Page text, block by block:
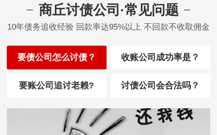
商丘讨债公司·常见问题
10年债务追收经验 回款率达95%以上 不回款不收取佣金
要债公司怎么讨债？ 收账公司成功率是？
要账公司追讨老赖? 讨债公司会合法吗？